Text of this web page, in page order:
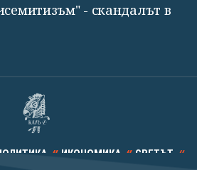
- скандалът в
ИКОНОМИКА СВЕТЪТ